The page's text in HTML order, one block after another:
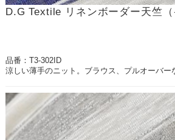
D.G Textile リネンボーダー天竺（
品番：T3-302ID
涼しい薄手のニット。ブラウス、プルオーバー